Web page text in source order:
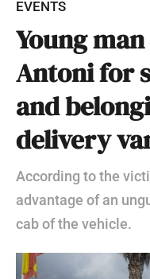
EVENTS
Young
Antoni for
and
delivery
According to the
advantage of an
cab of the vehicle.